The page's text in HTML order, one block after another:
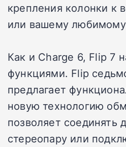
крепления колонки к
или вашему любимому
Как и Charge 6, Flip 7
функциями. Flip
предлагает
новую технологию
позволяет соединять
стереопару или